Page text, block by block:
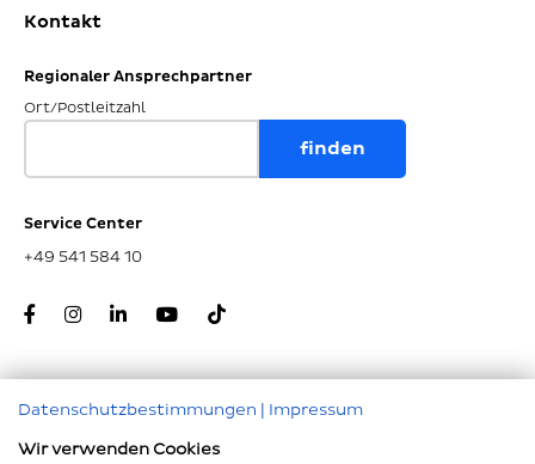
Kontakt
Regionaler Ansprechpartner
Ort/Postleitzahl
Service Center
+49 541 584 10
Datenschutzbestimmungen | Impressum
Wir verwenden Cookies